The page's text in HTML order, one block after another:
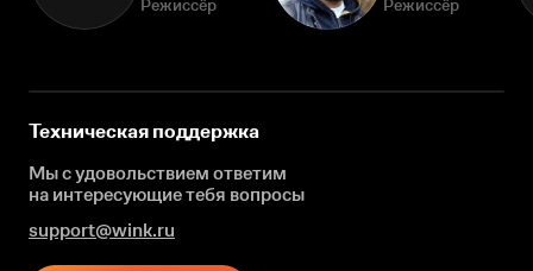
Режиссёр Режиссёр
Техническая поддержка
Мы с удовольствием ответим
на интересующиетебя вопросы
support@wink.ru